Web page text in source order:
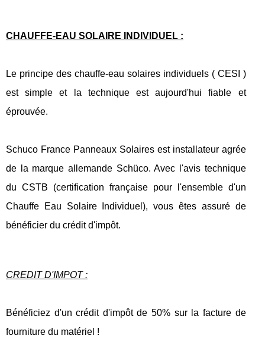
CHAUFFE-EAU SOLAIRE INDIVIDUEL :
Le principe des chauffe-eau solaires individuels ( CESI )
est simple et la technique est aujourd'hui fiable et
éprouvée.
Schuco France Panneaux Solaires est installateur agrée
de la marque allemande Schüco. Avec l'avis technique
du CSTB (certification française pour l'ensemble d'un
Chauffe Eau Solaire Individuel), vous êtes assuré de
bénéficier du crédit d'impôt.
CREDIT D'IMPOT :
Bénéficiez d'un crédit d'impôt de 50% sur la facture de
fourniture du matériel !